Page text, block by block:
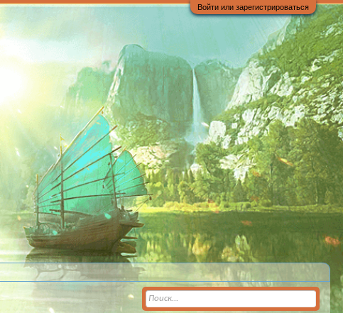
Войти или зарегистрироваться